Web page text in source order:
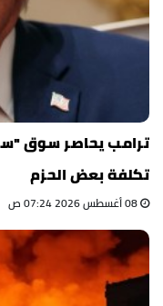
تكلفة بعض الحزم